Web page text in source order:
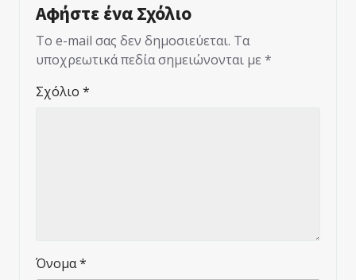
Αφήστε ένα Σχόλιο
Το e-mail σας δεν δημοσιεύεται. Τα
υποχρεωτικά πεδία σημειώνονται με *
Σχόλιο *
Όνομα*